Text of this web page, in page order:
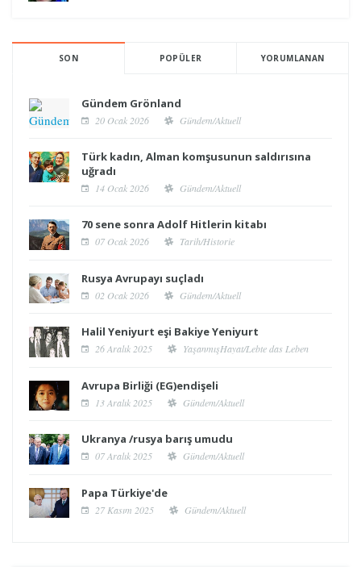
SON POPÜLER YORUMLANAN
Gündem Grönland
20 Ocak 2026 Gündem/Aktuell
Türk kadın, Alman komşusunun saldırısına
uğradı
14 Ocak 2026 Gündem/Aktuell
70 sene sonra Adolf Hitlerin kitabı
07 Ocak 2026 Tarih/Historie
Rusya Avrupayı suçladı
02 Ocak 2026 Gündem/Aktuell
Halil Yeniyurt eşi Bakiye Yeniyurt
26 Aralık 2025 YaşanmışHayat/Lebte das Leben
Avrupa Birliği (EG)endişeli
13 Aralık 2025 Gündem/Aktuell
Ukranya /rusya barış umudu
07 Aralık 2025 Gündem/Aktuell
Papa Türkiye'de
27 Kasım 2025 Gündem/Aktuell